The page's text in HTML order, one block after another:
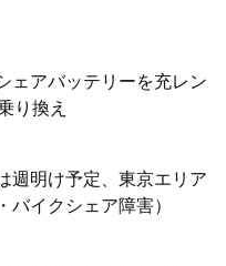
ェアバッテリーを充レン
り換え
週明け予定、東京エリア
バイクシェア障害）